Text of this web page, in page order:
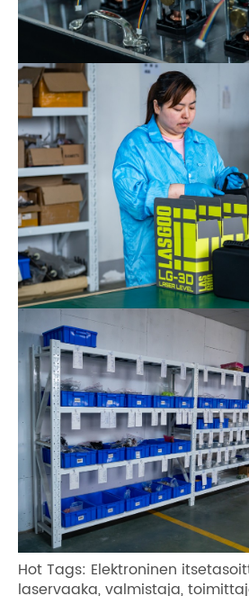
Hot Tags: Elektroninen
laservaaka, valmistaja,